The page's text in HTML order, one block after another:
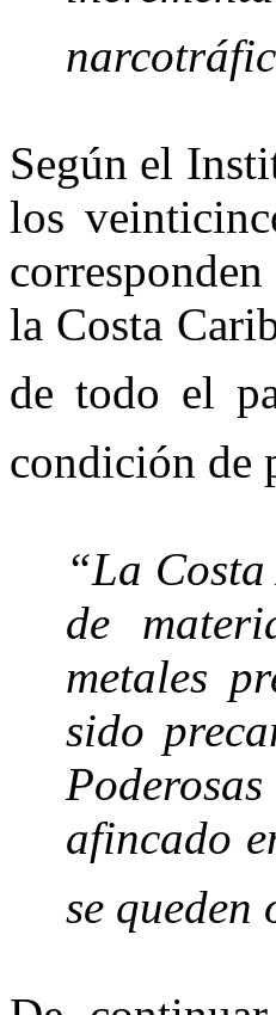
Según el
los
la Costa
de todo el
condición de
“La
de
metales
sido
afincado
se